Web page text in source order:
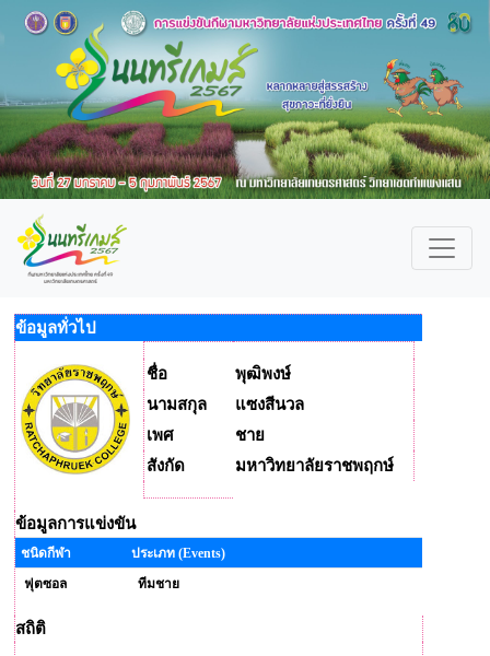
ข้อมูลทั่วไป
ชื่อ
พุฒิพงษ์
นามสกุล
แซงสีนวล
เพศ
ชาย
สังกัด
มหาวิทยาลัยราชพฤกษ์
ข้อมูลการแข่งขัน
ชนิดกีฬา
ประเภท (Events)
ฟุตซอล
ทีมชาย
สถิติ